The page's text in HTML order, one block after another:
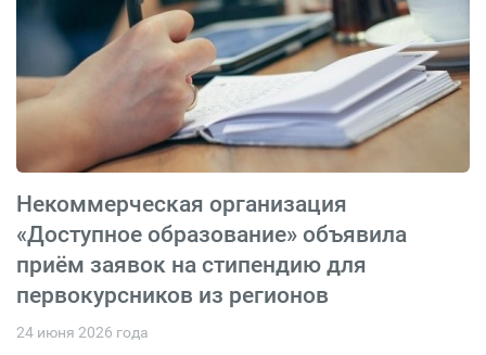
Некоммерческая организация
«Доступное образование» объявила
приём заявок на стипендию для
первокурсников из регионов
24 июня 2026 года